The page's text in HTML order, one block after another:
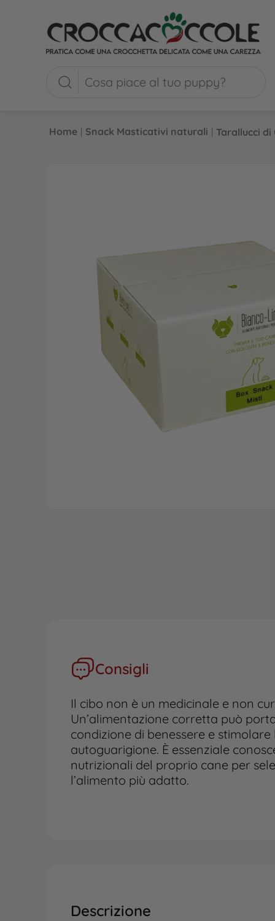
Home | Snack Masticativi naturali | Tarallucci di
Consigli
Il cibo non è un medicinale e non
Un’alimentazione corretta può
condizione di benessere e
autoguarigione. È essenziale
nutrizionali del proprio cane per
l’alimento più adatto.
Descrizione